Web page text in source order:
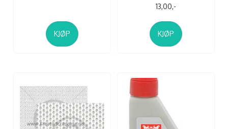
KJØP
13,00,-
KJØP